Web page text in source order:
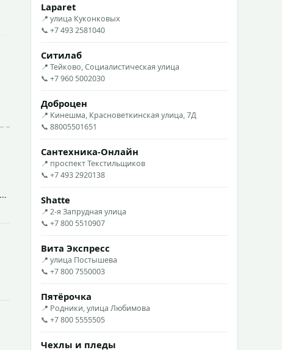
Laparet
📍 улица Куконковых
📞 +7 493 2581040
Ситилаб
📍 Тейково, Социалистическая улица
📞 +7 960 5002030
Доброцен
📍 Кинешма, Красноветкинская улица, 7Д
📞 88005501651
Сантехника-Онлайн
📍 проспект Текстильщиков
📞 +7 493 2920138
Shatte
📍 2-я Запрудная улица
📞 +7 800 5510907
Вита Экспресс
📍 улица Постышева
📞 +7 800 7550003
Пятёрочка
📍 Родники, улица Любимова
📞 +7 800 5555505
Чехлы и пледы